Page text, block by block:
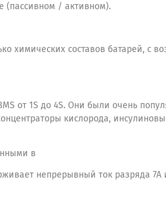
(пассивном / активном).
химических составов батарей, с
от 1S до 4S. Они были очень
кислорода,
в
непрерывный ток разряда 7A